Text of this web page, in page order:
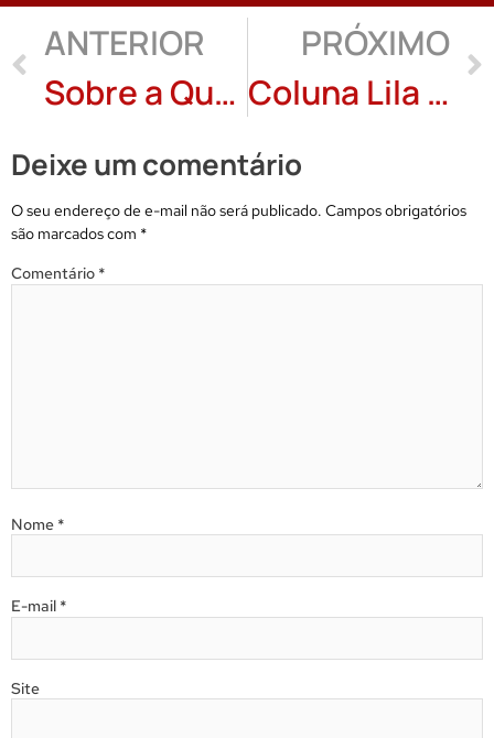
ANTERIOR
Sobre a Queda de uma Pétala: Prefácio de Mario Domingues (UFRJ)
PRÓXIMO
Coluna Lila Maia: A coragem do poema + 4 poemas
Deixe um comentário
O seu endereço de e-mail não será publicado. Campos obrigatórios
são marcados com *
Comentário *
Nome *
E-mail *
Site